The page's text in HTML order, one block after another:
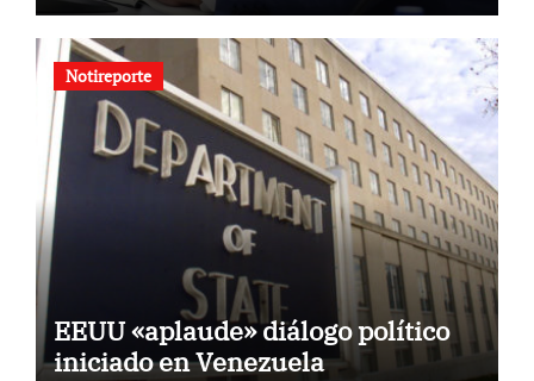
Notireporte
EEUU «aplaude» diálogo político
iniciado en Venezuela